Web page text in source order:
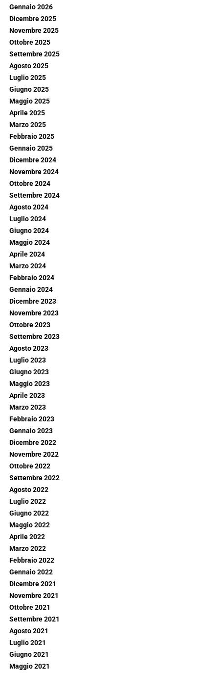
Gennaio 2026
Dicembre 2025
Novembre 2025
Ottobre 2025
Settembre 2025
Agosto 2025
Luglio 2025
Giugno 2025
Maggio 2025
Aprile 2025
Marzo 2025
Febbraio 2025
Gennaio 2025
Dicembre 2024
Novembre 2024
Ottobre 2024
Settembre 2024
Agosto 2024
Luglio 2024
Giugno 2024
Maggio 2024
Aprile 2024
Marzo 2024
Febbraio 2024
Gennaio 2024
Dicembre 2023
Novembre 2023
Ottobre 2023
Settembre 2023
Agosto 2023
Luglio 2023
Giugno 2023
Maggio 2023
Aprile 2023
Marzo 2023
Febbraio 2023
Gennaio 2023
Dicembre 2022
Novembre 2022
Ottobre 2022
Settembre 2022
Agosto 2022
Luglio 2022
Giugno 2022
Maggio 2022
Aprile 2022
Marzo 2022
Febbraio 2022
Gennaio 2022
Dicembre 2021
Novembre 2021
Ottobre 2021
Settembre 2021
Agosto 2021
Luglio 2021
Giugno 2021
Maggio 2021